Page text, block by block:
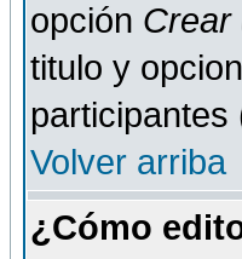
opción Crear
titulo y
participantes
Volver arriba
¿Cómo